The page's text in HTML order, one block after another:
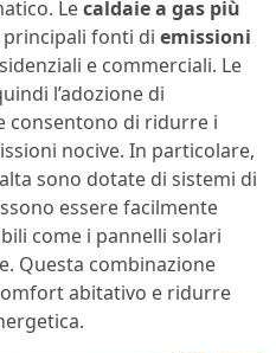
Lecaldaie a gas più
fonti di emissioni
e commerciali. Le
l’adozione di
consentono di ridurre i
nocive. In particolare,
sono dotate di sistemi di
essere facilmente
come i pannelli solari
Questa combinazione
abitativo e ridurre